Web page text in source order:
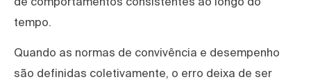
tempo.
Quando as normas de convivência e desempenho
são definidas coletivamente, o erro deixa de ser